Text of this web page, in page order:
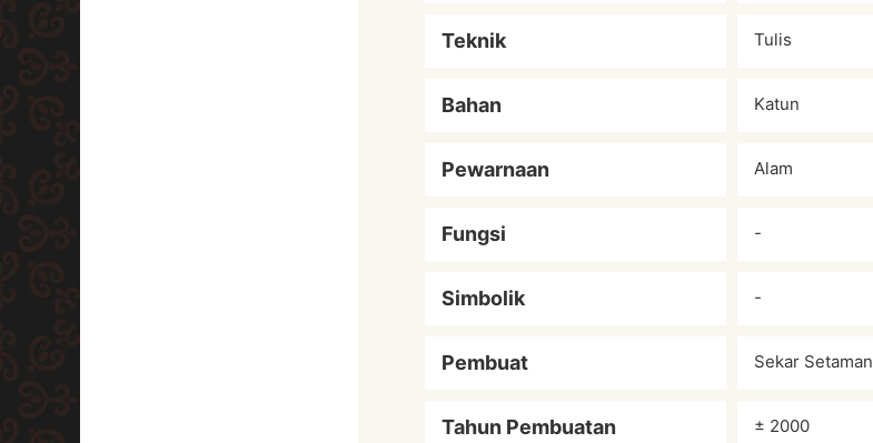
Teknik Tulis
Bahan Katun
Pewarnaan Alam
Fungsi -
Simbolik -
Pembuat Sekar Setaman
Tahun Pembuatan ± 2000